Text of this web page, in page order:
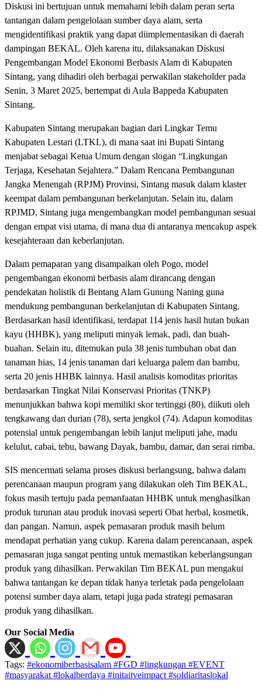
Diskusi ini bertujuan untuk memahami lebih dalam peran serta
tantangan dalam pengelolaan sumber daya alam, serta
mengidentifikasi praktik yang dapat diimplementasikan di daerah
dampingan BEKAL. Oleh karena itu, dilaksanakan Diskusi
Pengembangan Model Ekonomi Berbasis Alam di Kabupaten
Sintang, yang dihadiri oleh berbagai perwakilan stakeholder pada
Senin, 3 Maret 2025, bertempat di Aula Bappeda Kabupaten
Sintang.
Kabupaten Sintang merupakan bagian dari Lingkar Temu
Kabupaten Lestari (LTKL), di mana saat ini Bupati Sintang
menjabat sebagai Ketua Umum dengan slogan “Lingkungan
Terjaga, Kesehatan Sejahtera.” Dalam Rencana Pembangunan
Jangka Menengah (RPJM) Provinsi, Sintang masuk dalam klaster
keempat dalam pembangunan berkelanjutan. Selain itu, dalam
RPJMD, Sintang juga mengembangkan model pembangunan sesuai
dengan empat visi utama, di mana dua di antaranya mencakup aspek
kesejahteraan dan keberlanjutan.
Dalam pemaparan yang disampaikan oleh Pogo, model
pengembangan ekonomi berbasis alam dirancang dengan
pendekatan holistik di Bentang Alam Gunung Naning guna
mendukung pembangunan berkelanjutan di Kabupaten Sintang.
Berdasarkan hasil identifikasi, terdapat 114 jenis hasil hutan bukan
kayu (HHBK), yang meliputi minyak lemak, padi, dan buah-
buahan. Selain itu, ditemukan pula 38 jenis tumbuhan obat dan
tanaman hias, 14 jenis tanaman dari keluarga palem dan bambu,
serta 20 jenis HHBK lainnya. Hasil analisis komoditas prioritas
berdasarkan Tingkat Nilai Konservasi Prioritas (TNKP)
menunjukkan bahwa kopi memiliki skor tertinggi (80), diikuti oleh
tengkawang dan durian (78), serta jengkol (74). Adapun komoditas
potensial untuk pengembangan lebih lanjut meliputi jahe, madu
kelulut, cabai, tebu, bawang Dayak, bambu, damar, dan serai rimba.
SIS mencermati selama proses diskusi berlangsung, bahwa dalam
perencanaan maupun program yang dilakukan oleh Tim BEKAL,
fokus masih tertuju pada pemanfaatan HHBK untuk menghasilkan
produk turunan atau produk inovasi seperti Obat herbal, kosmetik,
dan pangan. Namun, aspek pemasaran produk masih belum
mendapat perhatian yang cukup. Karena dalam perencanaan, aspek
pemasaran juga sangat penting untuk memastikan keberlangsungan
produk yang dihasilkan. Perwakilan Tim BEKAL pun mengakui
bahwa tantangan ke depan tidak hanya terletak pada pengelolaan
potensi sumber daya alam, tetapi juga pada strategi pemasaran
produk yang dihasilkan.
Our Social Media
Tags: #ekonomiberbasisalam #FGD #lingkungan #EVENT
#masyarakat #lokalberdaya #initaitveimpact #soldiaritaslokal